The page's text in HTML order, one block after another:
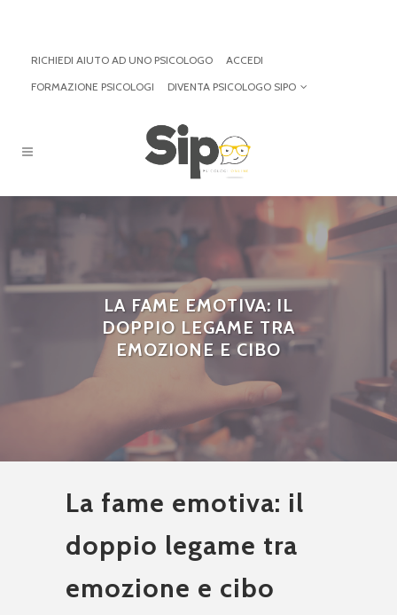
RICHIEDI AIUTO AD UNO PSICOLOGO
ACCEDI
FORMAZIONE PSICOLOGI
DIVENTA PSICOLOGO SIPO
LA FAME EMOTIVA: IL
DOPPIO LEGAME TRA
EMOZIONE E CIBO
La fame emotiva: il
doppio legame tra
emozione e cibo